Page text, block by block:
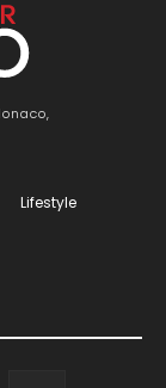
Lifestyle